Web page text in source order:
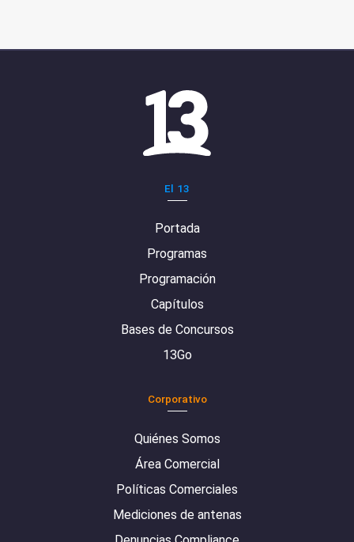
El 13
Portada
Programas
Programación
Capítulos
Bases de Concursos
13Go
Corporativo
Quiénes Somos
Área Comercial
Políticas Comerciales
Mediciones de antenas